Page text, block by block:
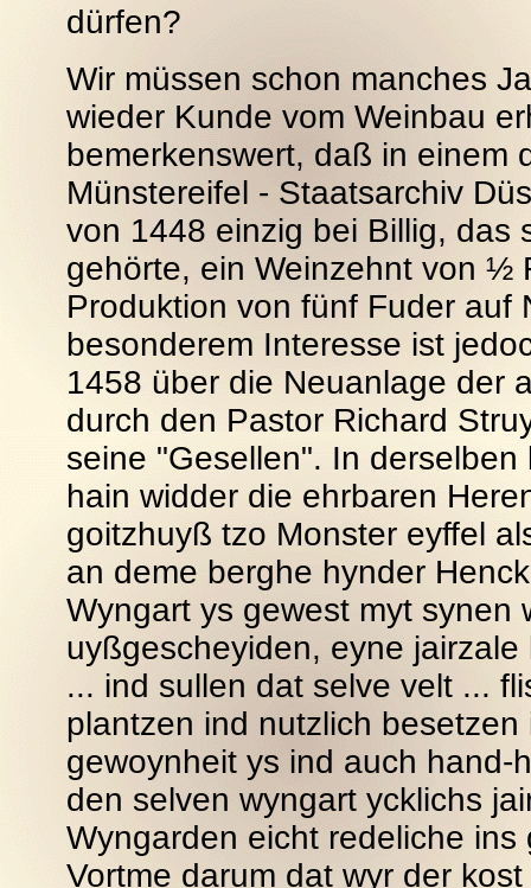
dürfen?
Wir müssen schon manches
wieder Kunde vom Weinbau
bemerkenswert, daß in einem
Münstereifel - Staatsarchiv
von 1448 einzig bei Billig, das
gehörte, ein Weinzehnt von ½
Produktion von fünf Fuder auf
besonderem Interesse ist
1458 über die Neuanlage der
durch den Pastor Richard
seine "Gesellen". In
hain widder die ehrbaren
goitzhuyß tzo Monster eyffel
an deme berghe hynder
Wyngart ys gewest myt
uyßgescheyiden, eyne
... ind sullen dat selve velt ...
plantzen ind nutzlich
gewoynheit ys ind auch
den selven wyngart ycklichs
Wyngarden eicht redeliche
Vortme darum dat wyr der